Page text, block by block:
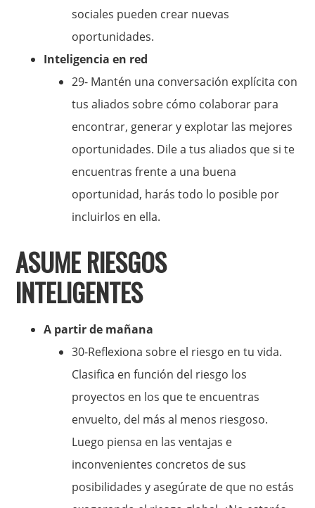
sociales pueden crear nuevas
oportunidades.
Inteligencia en red
29- Mantén una conversación explícita con
tus aliados sobre cómo colaborar para
encontrar, generar y explotar las mejores
oportunidades. Dile a tus aliados que si te
encuentras frente a una buena
oportunidad, harás todo lo posible por
incluirlos en ella.
ASUME RIESGOS
INTELIGENTES
A partir de mañana
30-Reflexiona sobre el riesgo en tu vida.
Clasifica en función del riesgo los
proyectos en los que te encuentras
envuelto, del más al menos riesgoso.
Luego piensa en las ventajas e
inconvenientes concretos de sus
posibilidades y asegúrate de que no estás